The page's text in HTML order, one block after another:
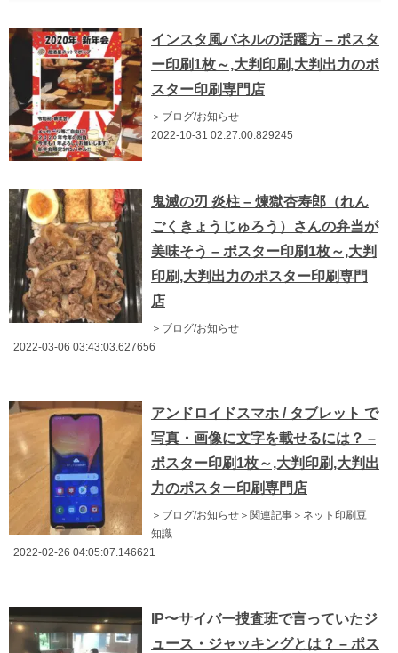
インスタ風パネルの活躍方 – ポスタ
ー印刷1枚～,大判印刷,大判出力のポ
スター印刷専門店
＞ブログ/お知らせ
2022-10-31 02:27:00.829245
鬼滅の刃 炎柱 – 煉獄杏寿郎（れん
ごくきょうじゅろう）さんの弁当が
美味そう – ポスター印刷1枚～,大判
印刷,大判出力のポスター印刷専門
店
＞ブログ/お知らせ
2022-03-06 03:43:03.627656
アンドロイドスマホ / タブレット で
写真・画像に文字を載せるには？ –
ポスター印刷1枚～,大判印刷,大判出
力のポスター印刷専門店
＞ブログ/お知らせ＞関連記事＞ネット印刷豆
知識
2022-02-26 04:05:07.146621
IP〜サイバー捜査班で言っていたジ
ュース・ジャッキングとは？ – ポス